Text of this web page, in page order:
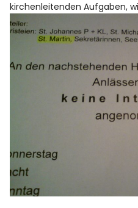
TwitterRSS
Spotify
kirchenleitenden Aufgaben,